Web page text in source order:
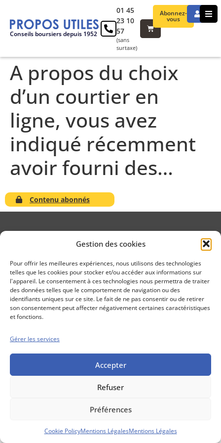
Gestion des cookies
Pour offrir les meilleures expériences, nous utilisons des technologies
telles que les cookies pour stocker et/ou accéder aux informations sur
l'appareil. Le consentement à ces technologies nous permettra de traiter
des données telles que le comportement de navigation ou des
identifiants uniques sur ce site. Le fait de ne pas consentir ou de retirer
son consentement peut affecter négativement certaines caractéristiques
et fonctions.
Gérer les services
Accepter
Refuser
Préférences
Cookie PolicyMentions LégalesMentions Légales
Conseils boursiers depuis 1952
Abonnez-
vous
01 45
23 10
57
(sans
surtaxe)
A propos du choix
d’un courtier en
ligne, vous avez
indiqué récemment
avoir fourni des…
Contenu abonnés
Conseils boursiers depuis 1952
Propos Utiles est
une publication
des Editions
Marigny
Mentions Légales
Politique cookie